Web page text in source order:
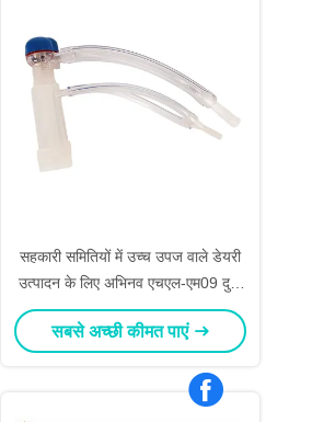
सहकारी समितियों में उच्च उपज वाले डेयरी
उत्पादन के लिए अभिनव एचएल-एम09 दुग्ध
क्लस्टर समूह
सबसे अच्छी कीमत पाएं